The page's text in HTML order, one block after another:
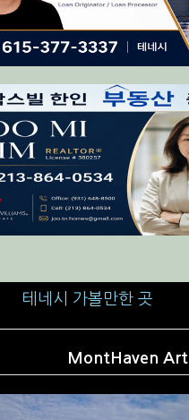
테네시 가볼만한 곳
MontHaven Art